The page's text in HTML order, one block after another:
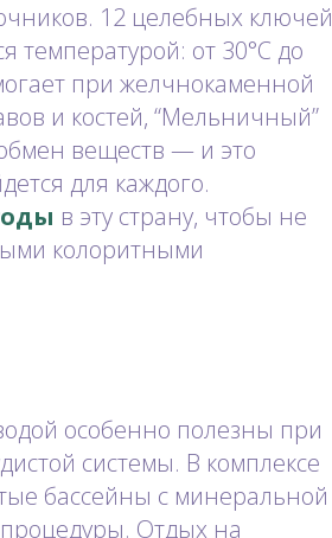
12 целебных ключей
температурой: от 30°C до
при желчнокаменной
и костей, “Мельничный”
веществ — и это
для каждого.
в эту страну, чтобы не
колоритными
особенно полезны при
системы. В комплексе
бассейны с минеральной
процедуры. Отдых на